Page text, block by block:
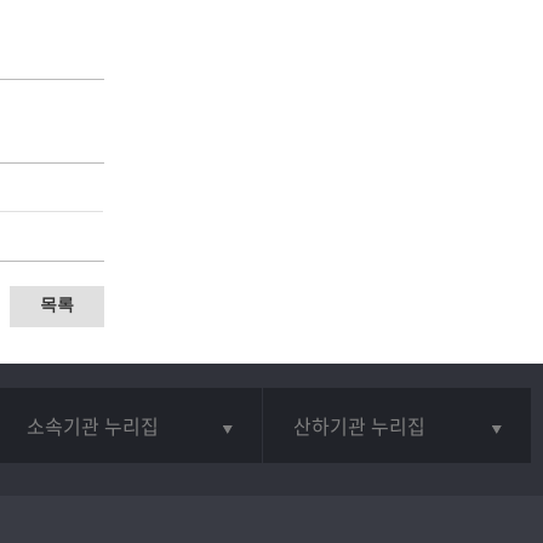
목록
소속기관 누리집 산하기관 누리집